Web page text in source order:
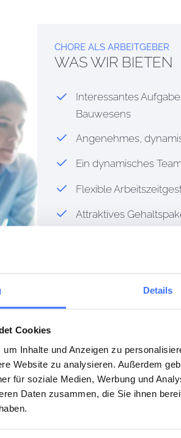
Details
Cookies
Inhalte und Anzeigen zu
Website zu analysieren. Außerdem
für soziale Medien, Werbung und
Daten zusammen, die Sie ihnen
CHORE ALS ARBEITGEBER
WAS WIR BIETEN
Interessantes
Bauwesens
Angenehmes,
Ein dynamisches
Flexible
Attraktives
Unbefristeter
Individuelle Fort- und
Kostenlose Getränke
Bereitstellung von